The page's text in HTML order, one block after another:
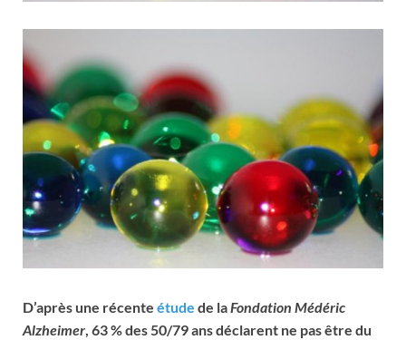
D’après une récente étude de laFondation Médéric
Alzheimer, 63 % des 50/79 ans déclarent ne pas être du